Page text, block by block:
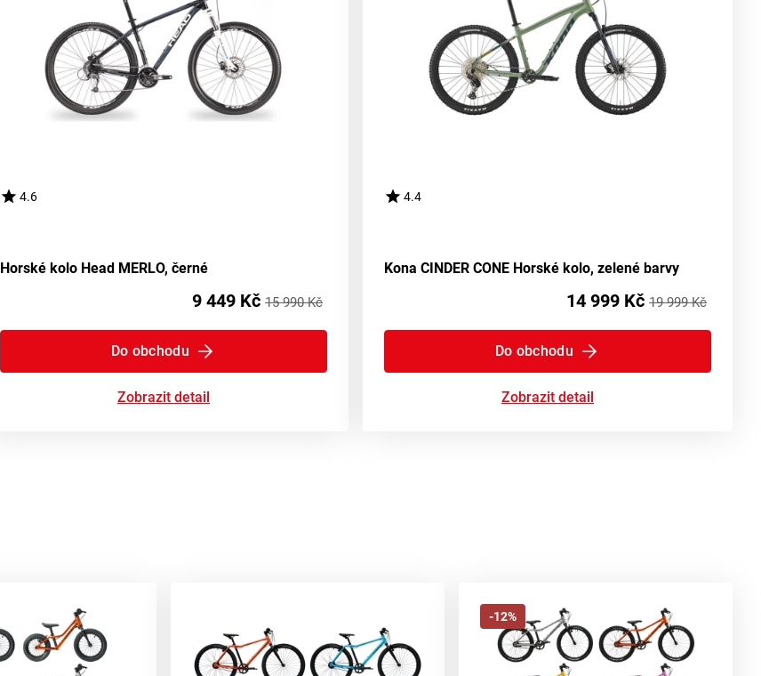
4.6
Horské kolo Head MERLO, černé
9 449 Kč 15 990 Kč
Do obchodu
Zobrazit detail
4.4
Kona CINDER CONE Horské kolo, zelené barvy
14 999 Kč 19 999 Kč
Do obchodu
Zobrazit detail
-12%